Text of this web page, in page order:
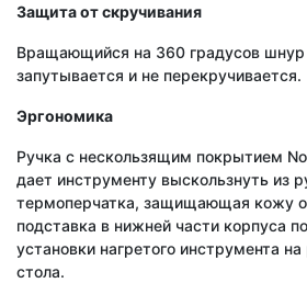
Защита от скручивания
Вращающийся на 360 градусов шнур
запутывается и не перекручивается.
Эргономика
Ручка с нескользящим покрытием
дает инструменту выскользнуть из
термоперчатка, защищающая кожу
подставка в нижней части корпуса
установки нагретого инструмента
стола.